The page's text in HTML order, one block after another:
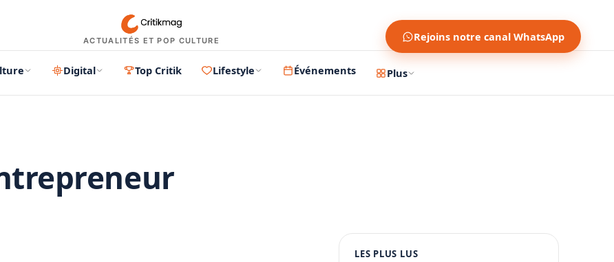
ACTUALITÉS ET POP CULTURE Rejoins notre canal WhatsApp
Digital Top Critik Lifestyle Événements Plus
PUBLICITÉ
LES PLUS LUS